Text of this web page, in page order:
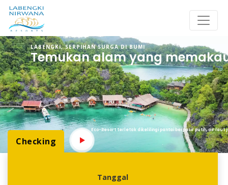
LABENGKI, SERPIHAN SURGA DI BUMI
Temukan alam yang
Eco-Resort terletak dikelilingi pantai berpasir putih, air laut
Checking
Tanggal